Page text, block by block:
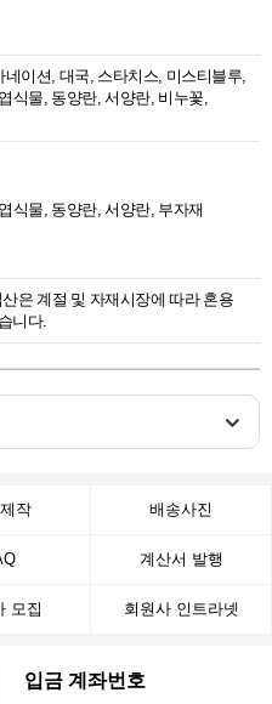
네이션, 대국, 스타치스, 미스티블루,
식물, 동양란, 서양란, 비누꽃,
식물, 동양란, 서양란, 부자재
은 계절 및 자재시장에 따라 혼용
니다.
작 배송사진
계산서 발행
모집 회원사 인트라넷
입금 계좌번호